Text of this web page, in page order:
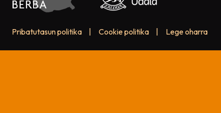
Pribatutasun politika Cookie politika Lege oharra